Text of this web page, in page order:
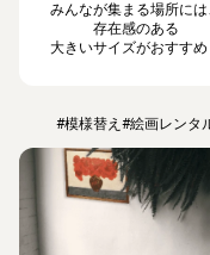
みんなが集まる場所には
存在感のある
大きいサイズがおすすめ
#模様替え #絵画レンタ